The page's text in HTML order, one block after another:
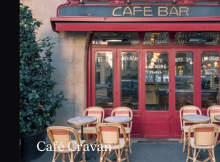
Café Cravan